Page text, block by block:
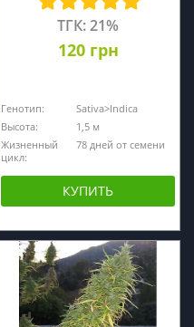
ТГК: 21%
120 грн
Генотип:
Sativa>Indica
Высота:
1,5 м
Жизненный
цикл:
78 дней от семени
КУПИТЬ